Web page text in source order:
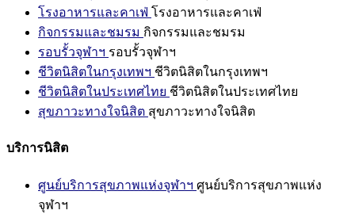
โรงอาหารและคาเฟ่ โรงอาหารและคาเฟ่
กิจกรรมและชมรม กิจกรรมและชมรม
รอบรั้วจุฬาฯ รอบรั้วจุฬาฯ
ชีวิตนิสิตในกรุงเทพฯ ชีวิตนิสิตในกรุงเทพฯ
ชีวิตนิสิตในประเทศไทย ชีวิตนิสิตในประเทศไทย
สุขภาวะทางใจนิสิต สุขภาวะทางใจนิสิต
บริการนิสิต
ศูนย์บริการสุขภาพแห่งจุฬาฯ ศูนย์บริการสุขภาพแห่ง
จุฬาฯ